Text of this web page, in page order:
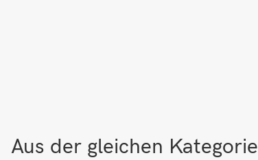
Aus der gleichen Kategorie